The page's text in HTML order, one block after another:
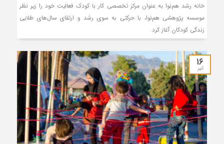
خانه رشد هم‌نوا به عنوان مرکز تخصصی کار با کودک فعالیت خود را زیر نظر
موسسه پژوهشی هم‌نوا، با حرکتی به سوی رشد و ارتقای سال‌های طلایی
زندگی کودکان آغاز کرد.
۱۶
تیر